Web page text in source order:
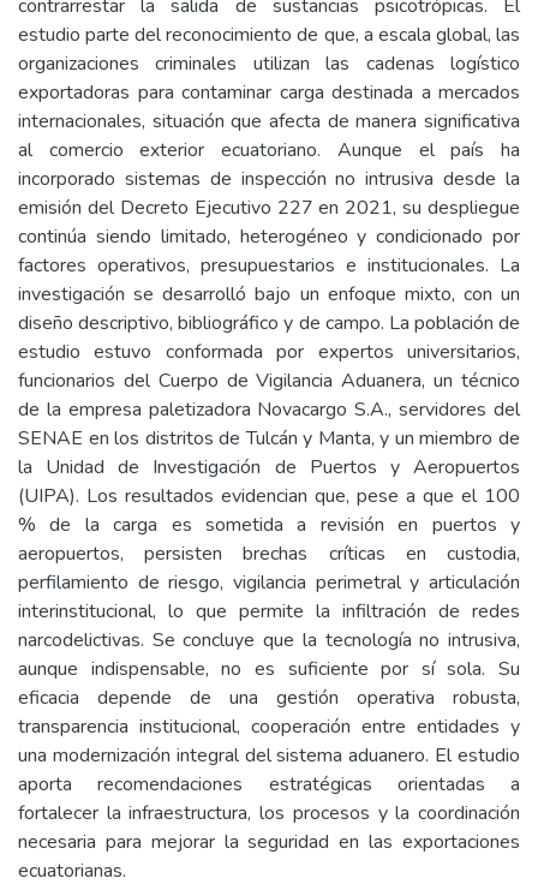
contrarrestar la salida de sustancias psicotrópicas. El
estudio parte del reconocimiento de que, a escala global, las
organizaciones criminales utilizan las cadenas logístico
exportadoras para contaminar carga destinada a mercados
internacionales, situación que afecta de manera significativa
al comercio exterior ecuatoriano. Aunque el país ha
incorporado sistemas de inspección no intrusiva desde la
emisión del Decreto Ejecutivo 227 en 2021, su despliegue
continúa siendo limitado, heterogéneo y condicionado por
factores operativos, presupuestarios e institucionales. La
investigación se desarrolló bajo un enfoque mixto, con un
diseño descriptivo, bibliográfico y de campo. La población de
estudio estuvo conformada por expertos universitarios,
funcionarios del Cuerpo de Vigilancia Aduanera, un técnico
de la empresa paletizadora Novacargo S.A., servidores del
SENAE en los distritos de Tulcán y Manta, y un miembro de
la Unidad de Investigación de Puertos y Aeropuertos
(UIPA). Los resultados evidencian que, pese a que el 100
% de la carga es sometida a revisión en puertos y
aeropuertos, persisten brechas críticas en custodia,
perfilamiento de riesgo, vigilancia perimetral y articulación
interinstitucional, lo que permite la infiltración de redes
narcodelictivas. Se concluye que la tecnología no intrusiva,
aunque indispensable, no es suficiente por sí sola. Su
eficacia depende de una gestión operativa robusta,
transparencia institucional, cooperación entre entidades y
una modernización integral del sistema aduanero. El estudio
aporta recomendaciones estratégicas orientadas a
fortalecer la infraestructura, los procesos y la coordinación
necesaria para mejorar la seguridad en las exportaciones
ecuatorianas.